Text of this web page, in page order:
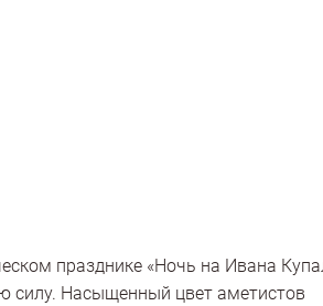
празднике «Ночь на Ивана
силу. Насыщенный цвет аметистов